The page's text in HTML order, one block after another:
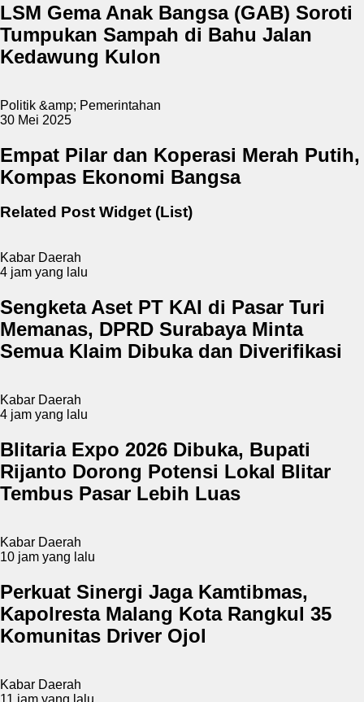
LSM Gema Anak Bangsa (GAB) Soroti
Tumpukan Sampah di Bahu Jalan
Kedawung Kulon
Politik &amp; Pemerintahan
30 Mei 2025
Empat Pilar dan Koperasi Merah Putih,
Kompas Ekonomi Bangsa
Related Post Widget (List)
Kabar Daerah
4 jam yang lalu
Sengketa Aset PT KAI di Pasar Turi
Memanas, DPRD Surabaya Minta
Semua Klaim Dibuka dan Diverifikasi
Kabar Daerah
4 jam yang lalu
Blitaria Expo 2026 Dibuka, Bupati
Rijanto Dorong Potensi Lokal Blitar
Tembus Pasar Lebih Luas
Kabar Daerah
10 jam yang lalu
Perkuat Sinergi Jaga Kamtibmas,
Kapolresta Malang Kota Rangkul 35
Komunitas Driver Ojol
Kabar Daerah
11 jam yang lalu